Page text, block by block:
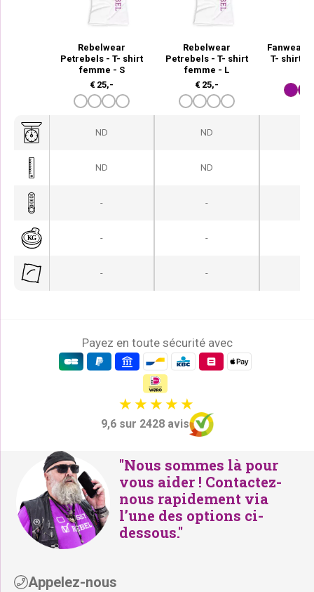
Rebelwear
Petrebels - T- shirt
femme - S
€ 25,-
Rebelwear
Petrebels - T- shirt
femme - L
€ 25,-
Fanwear
T- shirt
ND ND
ND ND
- -
- -
- -
Payez en toute sécurité avec
9,6 sur 2428 avis
"Nous sommes là pour
vous aider ! Contactez-
nous rapidement via
l’une des options ci-
dessous."
Appelez-nous